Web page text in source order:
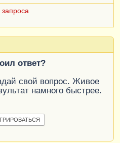
ответ?
свой вопрос. Живое
намного быстрее.